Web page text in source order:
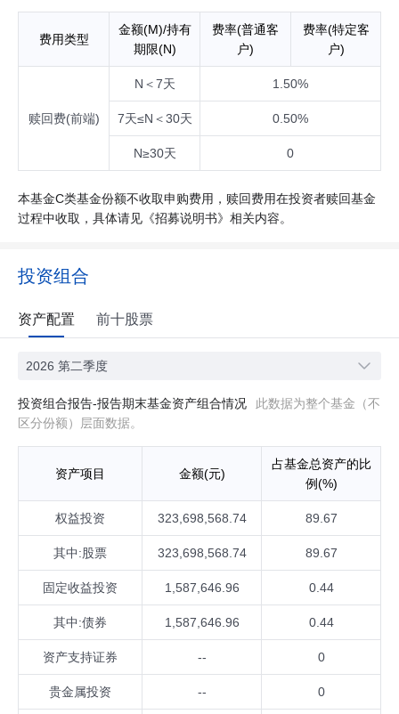
费用类型
金额(M)/持有
期限(N)
费率(普通客
户)
费率(特定客
户)
赎回费(前端)
N＜7天 1.50%
7天≤N＜30天 0.50%
N≥30天 0
本基金C类基金份额不收取申购费用，赎回费用在投资者赎回基金
过程中收取，具体请见《招募说明书》相关内容。
投资组合
资产配置 前十股票
2026 第二季度
投资组合报告-报告期末基金资产组合情况
此数据为整个基金（不
区分份额）层面数据。
资产项目 金额(元)
占基金总资产的比
例(%)
权益投资 323,698,568.74 89.67
其中:股票 323,698,568.74 89.67
固定收益投资 1,587,646.96 0.44
其中:债券 1,587,646.96 0.44
资产支持证券 -- 0
贵金属投资 -- 0